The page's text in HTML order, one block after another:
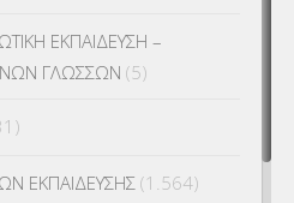
ΕΚΠΑΙΔΕΥΣΗ –
ΓΛΩΣΣΩΝ (5)
ΕΚΠΑΙΔΕΥΣΗΣ (1.564)